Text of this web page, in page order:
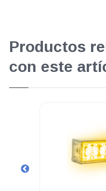
Productos
con este